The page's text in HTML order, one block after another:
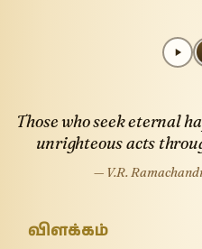
Those who seek eternal
unrighteous acts
— V.R.
விளக்கம்